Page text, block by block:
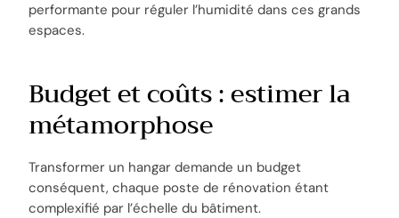
performante pour réguler l’humidité dans ces grands
espaces.
Budget et coûts : estimer la
métamorphose
Transformer un hangar demande un budget
conséquent, chaque poste de rénovation étant
complexifié par l’échelle du bâtiment.